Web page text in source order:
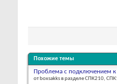
Похожие темы
Проблема с подключением к
от boxsakks в разделе СПК210,